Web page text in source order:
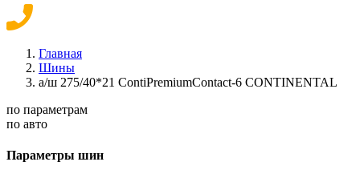
Главная
Шины
а/ш 275/40*21 ContiPremiumContact-6 CONTINENTAL
по параметрам
по авто
Параметры шин